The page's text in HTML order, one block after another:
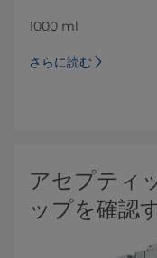
1000 ml
さらに読む
アセプティ
ップを確認